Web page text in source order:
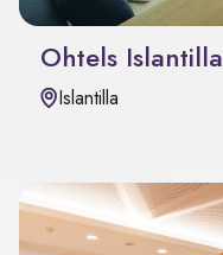
Ohtels Islantilla
Islantilla